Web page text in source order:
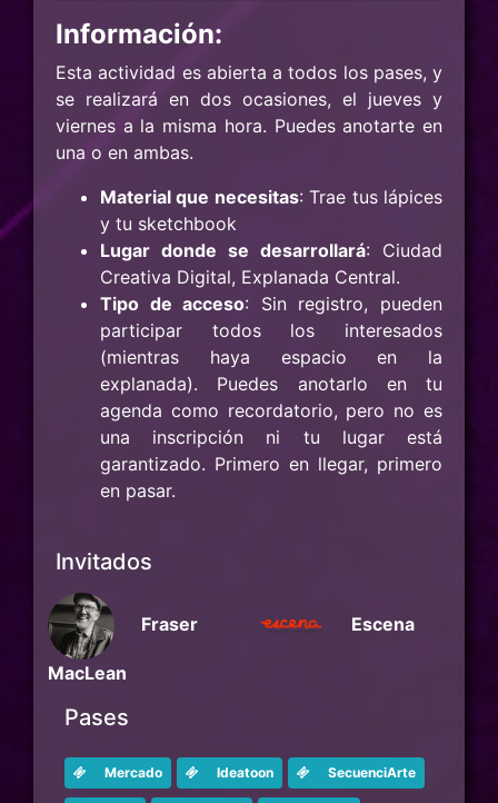
Información:
Esta actividad es abierta a todos los pases, y
se realizará en dos ocasiones, el jueves y
viernes a la misma hora. Puedes anotarte en
una o en ambas.
Material que necesitas: Trae tus lápices
y tu sketchbook
Lugar donde se desarrollará: Ciudad
Creativa Digital, Explanada Central.
Tipo de acceso: Sin registro, pueden
participar todos los interesados
(mientras haya espacio en la
explanada). Puedes anotarlo en tu
agenda como recordatorio, pero no es
una inscripción ni tu lugar está
garantizado. Primero en llegar, primero
en pasar.
Invitados
Fraser
MacLean
Escena
Pases
Mercado Ideatoon SecuenciArte